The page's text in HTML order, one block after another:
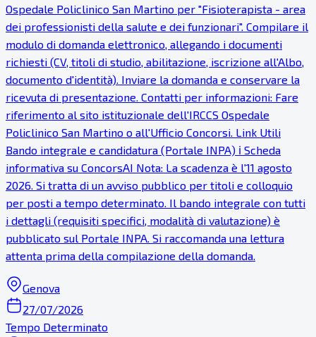
Ospedale Policlinico San Martino per "Fisioterapista - area
dei professionisti della salute e dei funzionari". Compilare il
modulo di domanda elettronico, allegando i documenti
richiesti (CV, titoli di studio, abilitazione, iscrizione all'Albo,
documento d'identità). Inviare la domanda e conservare la
ricevuta di presentazione. Contatti per informazioni: Fare
riferimento al sito istituzionale dell'IRCCS Ospedale
Policlinico San Martino o all'Ufficio Concorsi. Link Utili
Bando integrale e candidatura (Portale INPA) ℹ Scheda
informativa su ConcorsAI Nota: La scadenza è l'11 agosto
2026. Si tratta di un avviso pubblico per titoli e colloquio
per posti a tempo determinato. Il bando integrale con tutti
i dettagli (requisiti specifici, modalità di valutazione) è
pubblicato sul Portale INPA. Si raccomanda una lettura
attenta prima della compilazione della domanda.
Genova
27/07/2026
Tempo Determinato